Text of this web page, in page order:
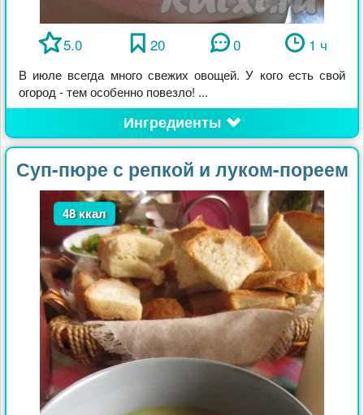
5.0 20 0 1 ч
В июле всегда много свежих овощей. У кого есть свой
огород - тем особенно повезло! ...
Ингредиенты
Суп-пюре с репкой и луком-пореем
48 ккал